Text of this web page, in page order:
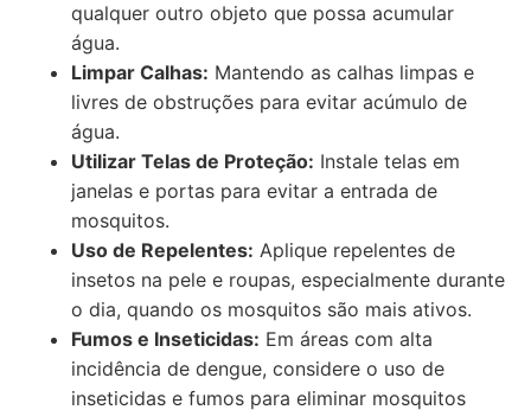
qualquer outro objeto que possa acumular
água.
Limpar Calhas: Mantendo as calhas limpas e
livres de obstruções para evitar acúmulo de
água.
Utilizar Telas de Proteção: Instale telas em
janelas e portas para evitar a entrada de
mosquitos.
Uso de Repelentes: Aplique repelentes de
insetos na pele e roupas, especialmente durante
o dia, quando os mosquitos são mais ativos.
Fumos e Inseticidas: Em áreas com alta
incidência de dengue, considere o uso de
inseticidas e fumos para eliminar mosquitos